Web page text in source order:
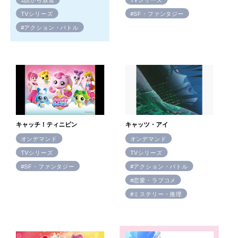
TVシリーズ
#アクション・バトル
#SF・ファンタジー
キャッチ！ティニピン
オンデマンド
TVシリーズ
#SF・ファンタジー
キャッツ・アイ
オンデマンド
TVシリーズ
#アクション・バトル
#恋愛・ラブコメ
#ミステリー・推理